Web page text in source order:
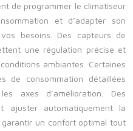
de programmer le climatiseur
et d’adapter son
besoins. Des capteurs de
une régulation précise et
ambiantes. Certaines
de consommation détaillées
axes d’amélioration. Des
ajuster automatiquement la
un confort optimal tout